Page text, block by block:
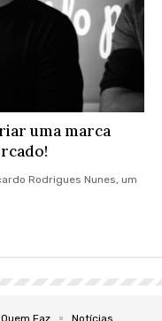
uma marca
Rodrigues Nunes, um
Quem Faz Notícias